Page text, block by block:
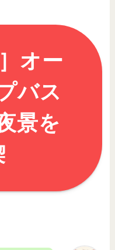
オー
バス
景を